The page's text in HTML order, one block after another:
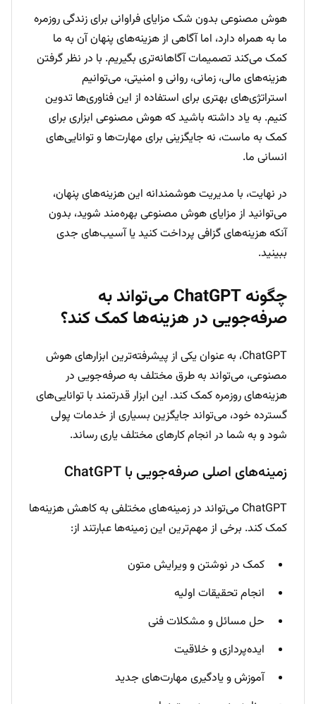
هوش مصنوعی بدون شک مزایای فراوانی برای زندگی روزمره
ما به همراه دارد، اما آگاهی از هزینه‌های پنهان آن به ما
کمک می‌کند تصمیمات آگاهانه‌تری بگیریم. با در نظر گرفتن
هزینه‌های مالی، زمانی، روانی و امنیتی، می‌توانیم
استراتژی‌های بهتری برای استفاده از این فناوری‌ها تدوین
کنیم. به یاد داشته باشید که هوش مصنوعی ابزاری برای
کمک به ماست، نه جایگزینی برای مهارت‌ها و توانایی‌های
انسانی ما.
در نهایت، با مدیریت هوشمندانه این هزینه‌های پنهان،
می‌توانید از مزایای هوش مصنوعی بهره‌مند شوید، بدون
آنکه هزینه‌های گزافی پرداخت کنید یا آسیب‌های جدی
ببینید.
چگونه ChatGPT می‌تواند به
صرفه‌جویی در هزینه‌ها کمک کند؟
ChatGPT، به عنوان یکی از پیشرفته‌ترین ابزارهای هوش
مصنوعی، می‌تواند به طرق مختلف به صرفه‌جویی در
هزینه‌های روزمره کمک کند. این ابزار قدرتمند با توانایی‌های
گسترده خود، می‌تواند جایگزین بسیاری از خدمات پولی
شود و به شما در انجام کارهای مختلف یاری رساند.
زمینه‌های اصلی صرفه‌جویی با ChatGPT
ChatGPT می‌تواند در زمینه‌های مختلفی به کاهش هزینه‌ها
کمک کند. برخی از مهم‌ترین این زمینه‌ها عبارتند از:
کمک در نوشتن و ویرایش متون
انجام تحقیقات اولیه
حل مسائل و مشکلات فنی
ایده‌پردازی و خلاقیت
آموزش و یادگیری مهارت‌های جدید